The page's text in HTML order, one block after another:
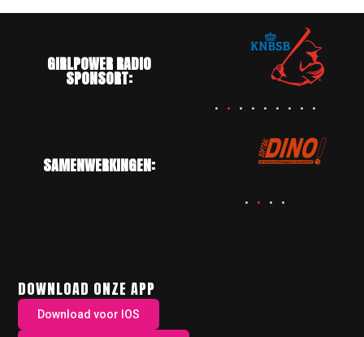
GIRLPOWER RADIO
SPONSORT:
SAMENWERKINGEN:
DOWNLOAD ONZE APP
Download voor IOS